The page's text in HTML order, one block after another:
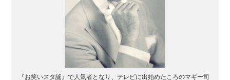
『お笑いスタ誕』で人気者となり、テレビに出始めたころのマギー司